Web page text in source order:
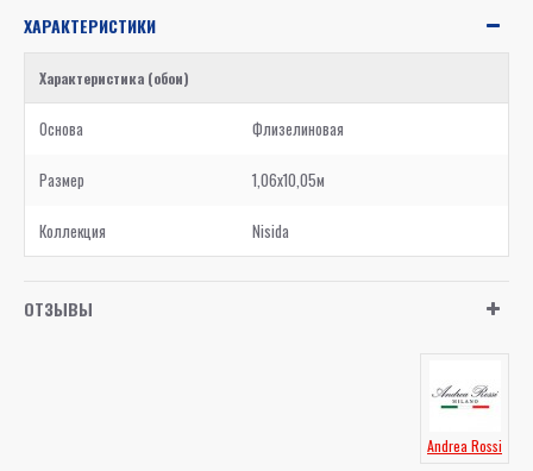
ХАРАКТЕРИСТИКИ
Характеристика (обои)
Основа Флизелиновая
Размер 1,06x10,05м
Коллекция Nisida
ОТЗЫВЫ
Andrea Rossi